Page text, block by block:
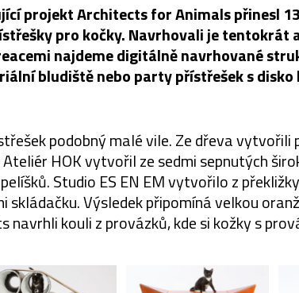
projekt Architects for Animals přinesl
pro kočky. Navrhovali je tentokrát
najdeme digitálně navrhované
bludiště nebo party přístřešek s disko
podobný malé vile. Ze dřeva vytvořili
HOK vytvořil ze sedmi sepnutých
Studio ES EN EM vytvořilo z
skládačku. Výsledek připomíná velkou
navrhli kouli z provázků, kde si kožky s